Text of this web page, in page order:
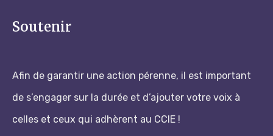
Soutenir
Afin de garantir une action pérenne, il est important
de s’engager sur la durée et d’ajouter votre voix à
celles et ceux qui adhèrent au CCIE !